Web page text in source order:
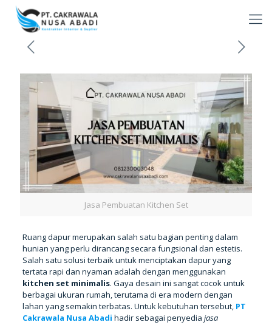
Jasa Pembuatan Kitchen Set
Ruang dapur merupakan salah satu bagian penting dalam
hunian yang perlu dirancang secara fungsional dan estetis.
Salah satu solusi terbaik untuk menciptakan dapur yang
tertata rapi dan nyaman adalah dengan menggunakan
kitchen set minimalis. Gaya desain ini sangat cocok untuk
berbagai ukuran rumah, terutama di era modern dengan
lahan yang semakin terbatas. Untuk kebutuhan tersebut, PT
Cakrawala Nusa Abadi hadir sebagai penyedia jasa